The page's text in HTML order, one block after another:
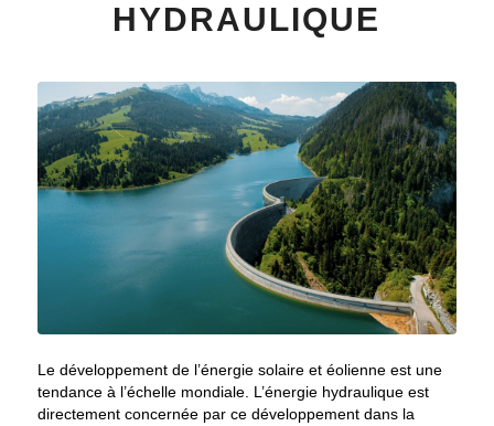
HYDRAULIQUE
Le développement de l’énergie solaire et éolienne est une
tendance à l’échelle mondiale. L’énergie hydraulique est
directement concernée par ce développement dans la